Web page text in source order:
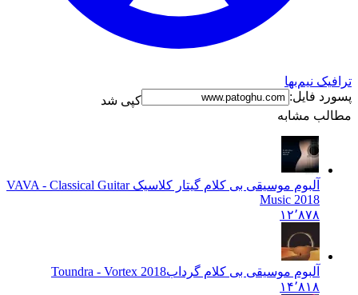
ترافیک نیم‌بها
پسورد فایل:
کپی شد
مطالب مشابه
آلبوم موسیقی بی کلام گیتار کلاسیک VAVA - Classical Guitar
Music 2018
۱۲٬۸۷۸
آلبوم موسیقی بی کلام گردابToundra - Vortex 2018
۱۴٬۸۱۸